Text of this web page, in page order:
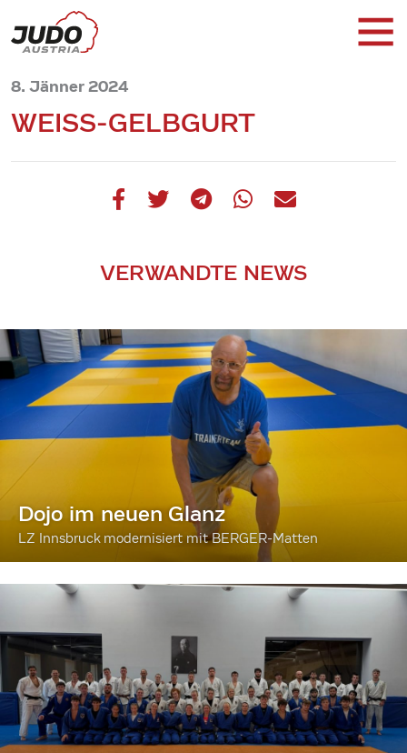
8. Jänner 2024
WEISS-GELBGURT
VERWANDTE NEWS
Dojo im neuen Glanz
LZ Innsbruck modernisiert mit BERGER-Matten